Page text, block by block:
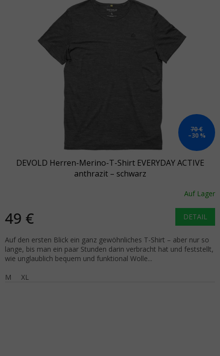
70 €
–30 %
DEVOLD Herren-Merino-T-Shirt EVERYDAY ACTIVE
anthrazit – schwarz
Auf Lager
49 € DETAIL
Auf den ersten Blick ein ganz gewöhnliches T-Shirt – aber nur so
lange, bis man ein paar Stunden darin verbracht hat und feststellt,
wie unglaublich bequem und funktional Wolle...
M
XL